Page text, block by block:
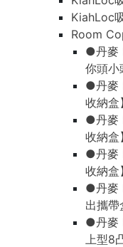
KiahLoc
Room
●丹麥
你頭小
●丹麥
收納盒】
●丹麥
收納盒】
●丹麥
收納盒】
●丹麥
出攜帶
●丹麥
上型8